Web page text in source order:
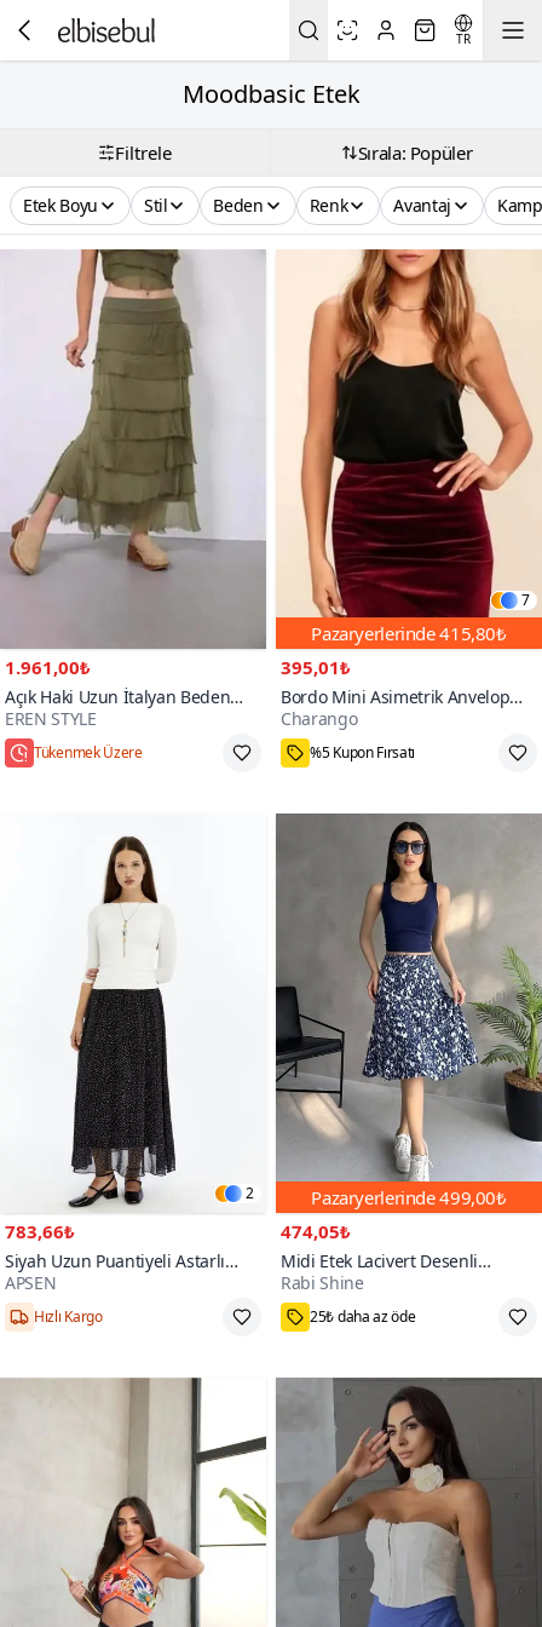
TR
Moodbasic Etek
Filtrele Sırala: Popüler
Etek Boyu Stil Beden Renk Avantaj
1.961,00₺
Açık Haki Uzun İtalyan Beden
İnce Gösteren Kat İpek Straplez
Elbise Etek
EREN STYLE
Hızlı Kargo
7
Pazaryerlerinde415,80₺
395,01₺
Bordo Mini Asimetrik Anvelop
Yüksek Bel Kadife Etek
Charango
21₺ daha az öde
2
783,66₺
Siyah Uzun Puantiyeli Astarlı
Şifon Dokuma Etek
APSEN
36,38,40,42,44
Pazaryerlerinde499,00₺
474,05₺
Midi Etek Lacivert Desenli
Bürümcük
Rabi Shine
S,M,L